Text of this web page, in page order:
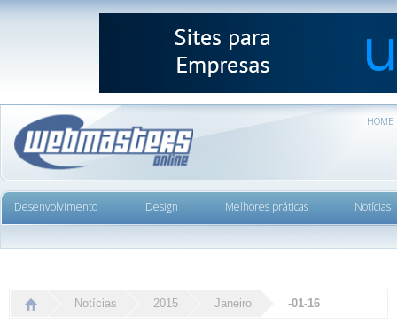
HOME
Desenvolvimento Design Melhores práticas Notícias
Notícias 2015 Janeiro -01-16